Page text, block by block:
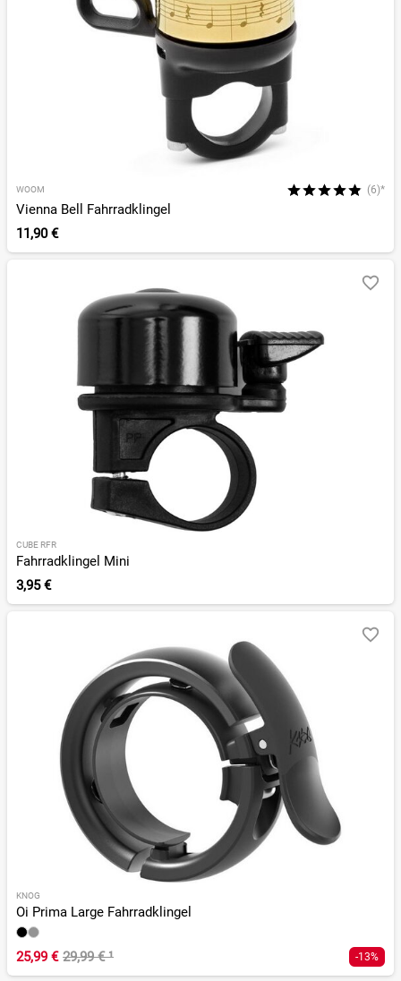
WOOM (6)*
Vienna Bell Fahrradklingel
11,90 €
CUBE RFR
Fahrradklingel Mini
3,95 €
KNOG
Oi Prima Large Fahrradklingel
25,99 € 29,99 €¹ -13%